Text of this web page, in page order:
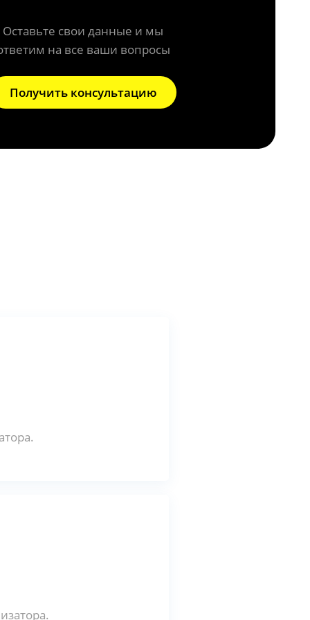
Оставьте свои данные и мы
на все ваши вопросы
Получить консультацию